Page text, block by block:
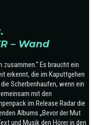
– Wand
zusammen.“Es braucht ein
erkennt, die im Kaputtgehen
Scherbenhaufen, wenn ein
mit den
im Release Radar die
Albums „Bevor der Mut
und Musik den Hörer in den